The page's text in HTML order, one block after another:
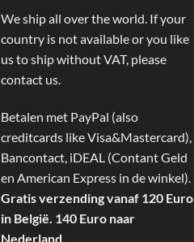
We ship all over the world. If your
country is not available or you like
us to ship without VAT, please
contact us.
Betalen met PayPal (also
creditcards like Visa&Mastercard),
Bancontact, iDEAL (Contant Geld
en American Express in de winkel).
Gratis verzending vanaf 120 Euro
in België. 140 Euro naar
Nederland.